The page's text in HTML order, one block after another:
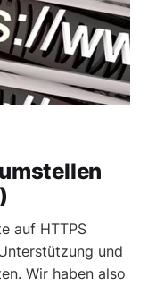
auf HTTPS
und
Wir haben also